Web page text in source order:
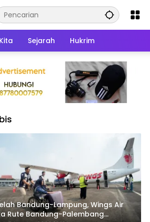
Sejarah Hukrim
Bandung-Lampung, Wings Air
Rute Bandung-Palembang